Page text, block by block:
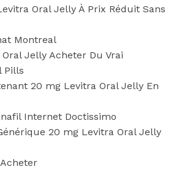
Oral Jelly À Prix Réduit Sans
Montreal
Jelly Acheter Du Vrai
Pills
20 mg Levitra Oral Jelly En
Internet Doctissimo
20 mg Levitra Oral Jelly